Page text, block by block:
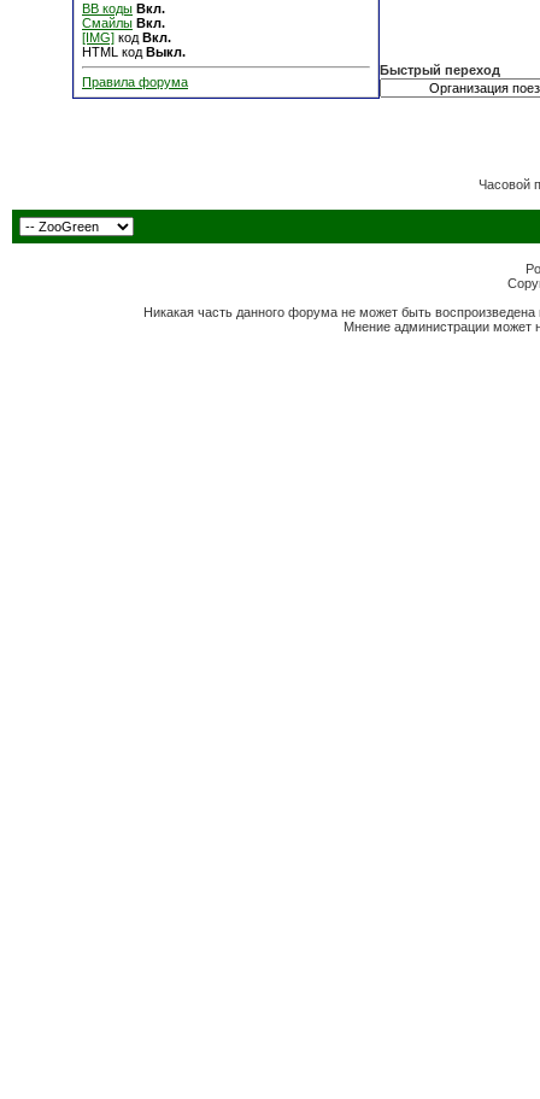
BB коды Вкл.
Смайлы Вкл.
[IMG] код Вкл.
HTML код Выкл.
Правила форума
Быстрый переход
Часовой
Никакая часть данного форума не может быть
Мнение администрации может